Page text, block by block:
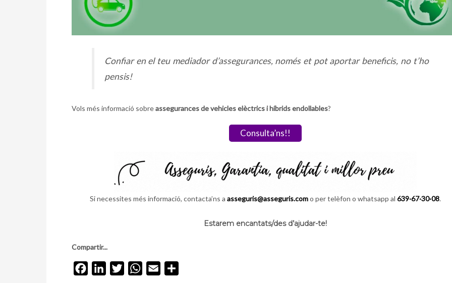
Confiar en el teu mediador d’assegurances, només et pot aportar beneficis, no t’ho
pensis!
Vols més informació sobreassegurances de vehicles elèctrics i híbrids endollables?
Consulta’ns!!
Si necessites més informació, contacta’ns a asseguris@asseguris.como per telèfon o whatsapp al 639·67·30·08.
Estarem encantats/des d’ajudar-te!
Compartir...
FacebookLinkedInTwitterWhatsApp
Email